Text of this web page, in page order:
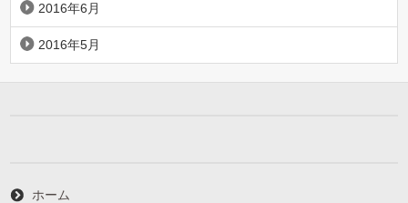
2016年6月
2016年5月
ホーム